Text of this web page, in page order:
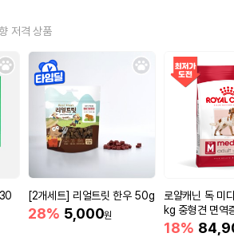
저격 상품
[2개세트] 리얼트릿 한우 50g
28% 5,000원
로얄캐닌 독 미
kg 중형견 면역
18%